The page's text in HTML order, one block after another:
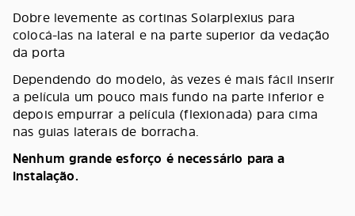
Dobre levemente as cortinas Solarplexius para
colocá-las na lateral e na parte superior da vedação
da porta
Dependendo do modelo, às vezes é mais fácil inserir
a película um pouco mais fundo na parte inferior e
depois empurrar a película (flexionada) para cima
nas guias laterais de borracha.
Nenhum grande esforço é necessário para a
instalação.